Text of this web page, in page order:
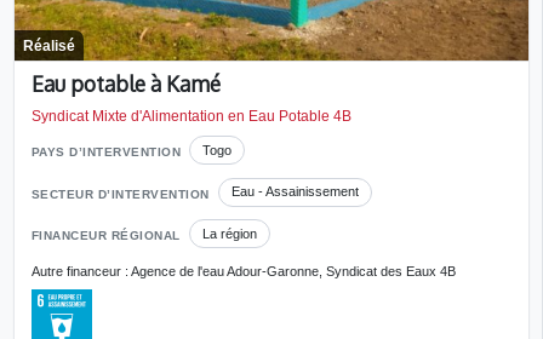
Réalisé
Eau potable à Kamé
Syndicat Mixte d'Alimentation en Eau Potable 4B
PAYS D’INTERVENTION Togo
SECTEUR D’INTERVENTION Eau - Assainissement
FINANCEUR RÉGIONAL La région
Autre financeur : Agence de l'eau Adour-Garonne, Syndicat des Eaux 4B